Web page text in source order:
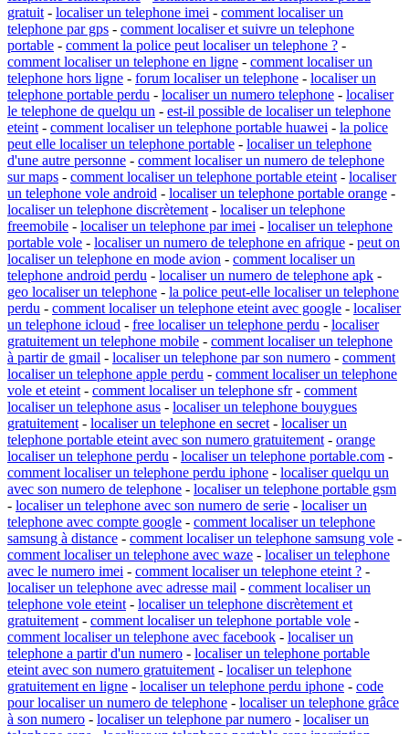
gratuit - localiser un telephone imei - comment localiser un
telephone par gps - comment localiser et suivre un telephone
portable - comment la police peut localiser un telephone ? -
comment localiser un telephone en ligne - comment localiser un
telephone hors ligne - forum localiser un telephone - localiser un
telephone portable perdu - localiser un numero telephone - localiser
le telephone de quelqu un - est-il possible de localiser un telephone
eteint - comment localiser un telephone portable huawei - la police
peut elle localiser un telephone portable - localiser un telephone
d'une autre personne - comment localiser un numero de telephone
sur maps - comment localiser un telephone portable eteint - localiser
un telephone vole android - localiser un telephone portable orange -
localiser un telephone discrètement - localiser un telephone
freemobile - localiser un telephone par imei - localiser un telephone
portable vole - localiser un numero de telephone en afrique - peut on
localiser un telephone en mode avion - comment localiser un
telephone android perdu - localiser un numero de telephone apk -
geo localiser un telephone - la police peut-elle localiser un telephone
perdu - comment localiser un telephone eteint avec google - localiser
un telephone icloud - free localiser un telephone perdu - localiser
gratuitement un telephone mobile - comment localiser un telephone
à partir de gmail - localiser un telephone par son numero - comment
localiser un telephone apple perdu - comment localiser un telephone
vole et eteint - comment localiser un telephone sfr- comment
localiser un telephone asus - localiser un telephone bouygues
gratuitement - localiser un telephone en secret - localiser un
telephone portable eteint avec son numero gratuitement - orange
localiser un telephone perdu - localiser un telephone portable.com -
comment localiser un telephone perdu iphone - localiser quelqu un
avec son numero de telephone - localiser un telephone portable gsm
- localiser un telephone avec son numero de serie - localiser un
telephone avec compte google - comment localiser un telephone
samsung à distance - comment localiser un telephone samsung vole -
comment localiser un telephone avec waze - localiser un telephone
avec le numero imei - comment localiser un telephone eteint ? -
localiser un telephone avec adresse mail - comment localiser un
telephone vole eteint - localiser un telephone discrètement et
gratuitement - comment localiser un telephone portable vole -
comment localiser un telephone avec facebook - localiser un
telephone a partir d'un numero - localiser un telephone portable
eteint avec son numero gratuitement - localiser un telephone
gratuitement en ligne - localiser un telephone perdu iphone - code
pour localiser un numero de telephone - localiser un telephone grâce
à son numero - localiser un telephone par numero - localiser un